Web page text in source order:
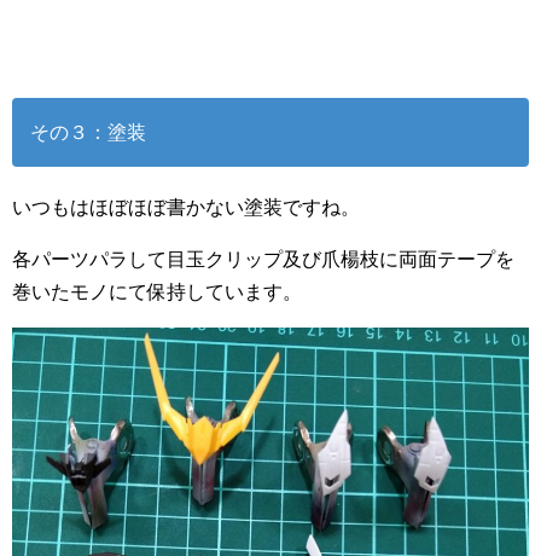
その３：塗装
いつもはほぼほぼ書かない塗装ですね。
各パーツパラして目玉クリップ及び爪楊枝に両面テープを
巻いたモノにて保持しています。